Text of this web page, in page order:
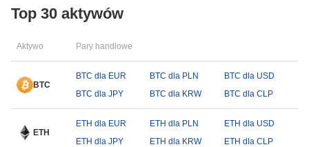
Top 30 aktywów
Aktywo Pary handlowe
BTC
BTC dla EUR BTC dla PLN
BTC dla USD
BTC dla JPY
BTC dla KRW BTC dla CLP
ETH
ETH dla EUR ETH dla PLN
ETH dla USD
ETH dla JPY
ETH dla KRW ETH dla CLP